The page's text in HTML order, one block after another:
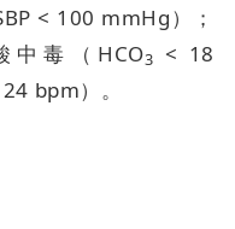
< 100 mmHg）；
毒（HCO3
< 18
bpm）。